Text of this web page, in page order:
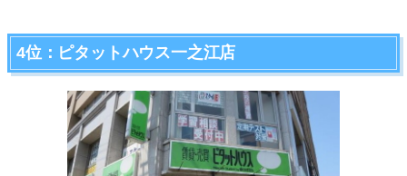
4位：ピタットハウス一之江店